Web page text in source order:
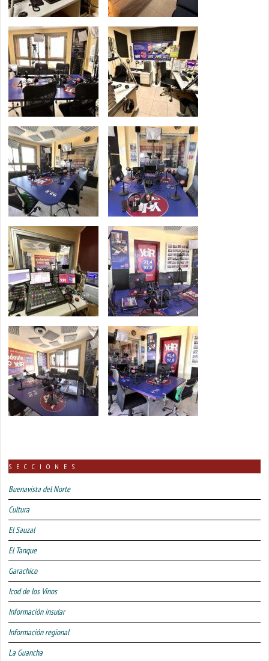
SECCIONES
Buenavista del Norte
Cultura
El Sauzal
El Tanque
Garachico
Icod de los Vinos
Información insular
Información regional
La Guancha